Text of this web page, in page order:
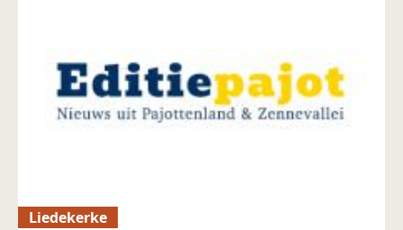
Liedekerke